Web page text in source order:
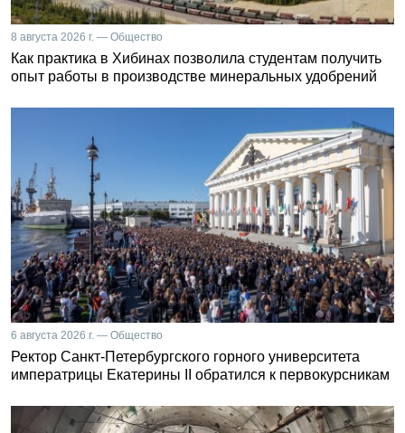
8 августа 2026 г. — Общество
Как практика в Хибинах позволила студентам получить
опыт работы в производстве минеральных удобрений
6 августа 2026 г. — Общество
Ректор Санкт-Петербургского горного университета
императрицы Екатерины II обратился к первокурсникам